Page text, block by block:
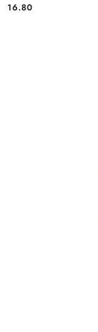
Cena:
16.80